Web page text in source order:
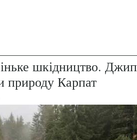
шкідництво.
природу Карпат